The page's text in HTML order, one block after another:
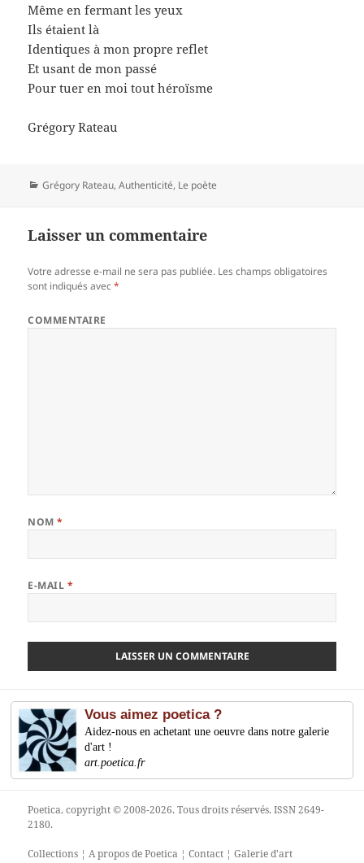
Même en fermant les yeux
Ils étaient là
Identiques à mon propre reflet
Et usant de mon passé
Pour tuer en moi tout héroïsme
Grégory Rateau
Catégories
Grégory Rateau,Authenticité, Le poète
Laisser un commentaire
Votre adresse e-mail ne sera pas publiée. Les champs obligatoires
sont indiqués avec*
COMMENTAIRE
NOM*
E-MAIL *
Vous aimez poetica ?
Aidez-nous en achetant une oeuvre dans notre galerie
d'art !
art.poetica.fr
Poetica, copyright © 2008-2026. Tous droits réservés. ISSN 2649-
2180.
Collections ¦A propos de Poetica ¦Contact ¦Galerie d'art